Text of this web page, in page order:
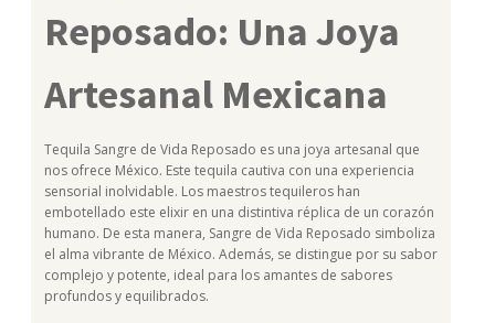
Reposado: Una Joya
Artesanal Mexicana
Tequila Sangre de Vida Reposado es una joya artesanal que
nos ofrece México. Este tequila cautiva con una experiencia
sensorial inolvidable. Los maestros tequileros han
embotellado este elixir en una distintiva réplica de un corazón
humano. De esta manera, Sangre de Vida Reposado simboliza
el alma vibrante de México. Además, se distingue por su sabor
complejo y potente, ideal para los amantes de sabores
profundos y equilibrados.